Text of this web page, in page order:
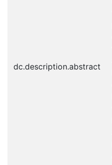
dc.description.abstract